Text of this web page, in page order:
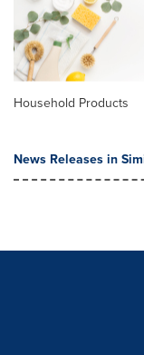
Household Products
News Releases in